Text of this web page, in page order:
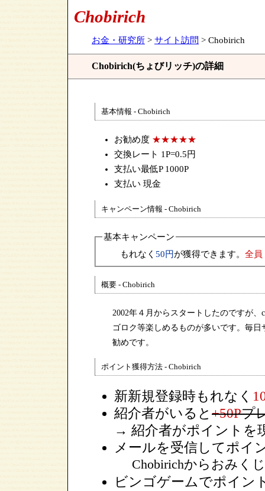
Chobirich
お金・研究所 > サイト訪問 > Chobirich
Chobirich(ちょびリッチ)の詳細
基本情報 - Chobirich
お勧め度 ★★★★★
交換レート 1P=0.5円
支払い最低P 1000P
支払い 現金
キャンペーン情報 - Chobirich
基本キャンペーン
もれなく50円が獲得できます。全員
概要 - Chobirich
2002年４月からスタートしたのですが
ゴロク等楽しめるものが多いです。毎
勧めです。
ポイント獲得方法 - Chobirich
新新規登録時もれなく
紹介者がいると +50Pプ
→ 紹介者がポイントを
メールを受信してポイ
Chobirichからおみく
ビンゴゲームでポイン